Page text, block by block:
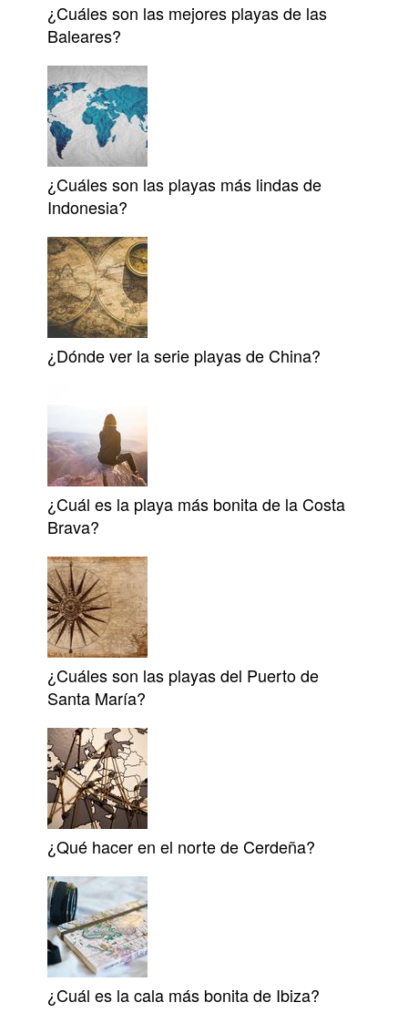
¿Cuáles son las mejores playas de las
Baleares?
¿Cuáles son las playas más lindas de
Indonesia?
¿Dónde ver la serie playas de China?
¿Cuál es la playa más bonita de la Costa
Brava?
¿Cuáles son las playas del Puerto de
Santa María?
¿Qué hacer en el norte de Cerdeña?
¿Cuál es la cala más bonita de Ibiza?